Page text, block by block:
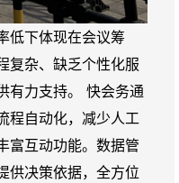
低下体现在会议筹
复杂、缺乏个性化服
有力支持。 快会务通
程自动化，减少人工
富互动功能。数据管
供决策依据，全方位